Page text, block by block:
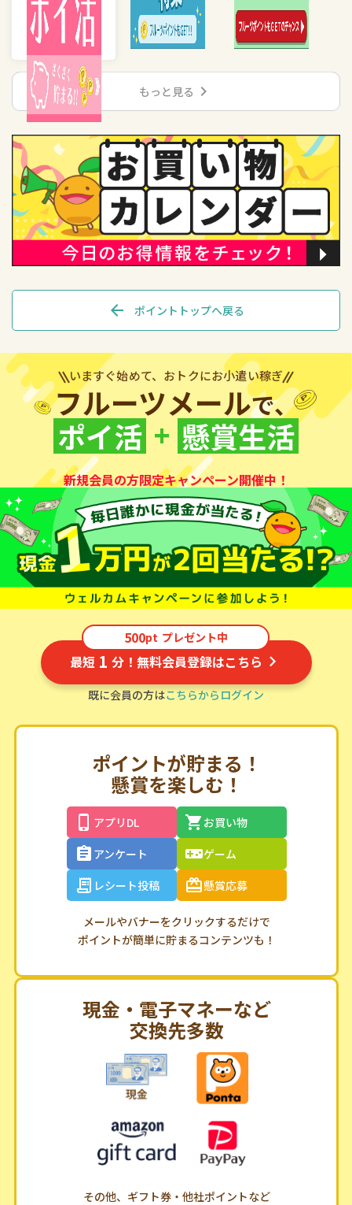
もっと見る chevron_right
arrow_back ポイントトップへ戻る
いますぐ始めて、おトクにお小遣い稼ぎ
フルーツメールで、
ポイ活 + 懸賞生活
新規会員の方限定キャンペーン開催中！
500pt プレゼント中
最短 1 分！無料会員登録はこちら
既に会員の方はこちらからログイン
ポイントが貯まる！
懸賞を楽しむ！
アプリDL
お買い物
アンケート
ゲーム
レシート投稿
懸賞応募
メールやバナーをクリックするだけで
ポイントが簡単に貯まるコンテンツも！
現金・電子マネーなど
交換先多数
その他、ギフト券・他社ポイントなど